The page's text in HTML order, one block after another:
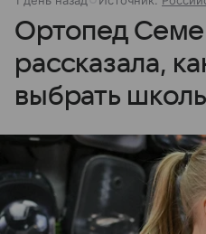
Ортопед
рассказала,
выбрать